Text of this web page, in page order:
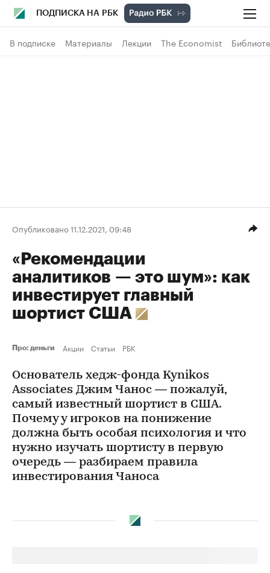
ПОДПИСКА НА РБК
В подписке Материалы Лекции The Economist
Опубликовано 11.12.2021, 09:48
«Рекомендации
аналитиков — это шум»: как
инвестирует главный
шортист США
Про: деньги Акции Статьи РБК
Основатель хедж-фонда Kynikos
Associates Джим Чанос — пожалуй,
самый известный шортист в США.
Почему у игроков на понижение
должна быть особая психология и что
нужно изучать шортисту в первую
очередь — разбираем правила
инвестирования Чаноса